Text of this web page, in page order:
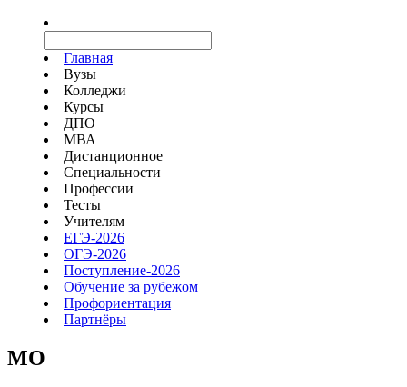
Главная
Вузы
Колледжи
Курсы
ДПО
МВА
Дистанционное
Специальности
Профессии
Тесты
Учителям
ЕГЭ-2026
ОГЭ-2026
Поступление-2026
Обучение за рубежом
Профориентация
Партнёры
MO